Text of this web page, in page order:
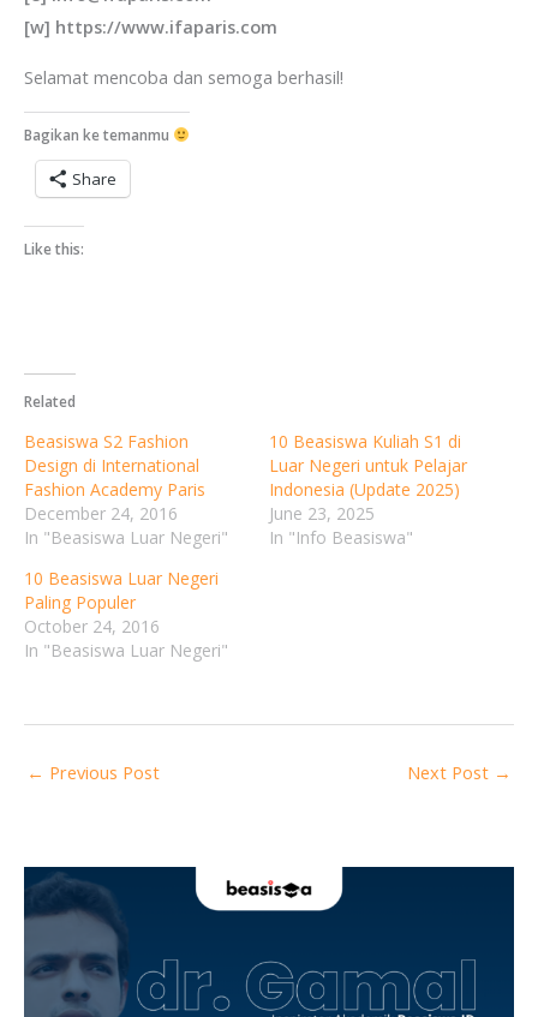
[w] https://www.ifaparis.com
Selamat mencoba dan semoga berhasil!
Bagikan ke temanmu
Share
Like this:
Related
Beasiswa S2 Fashion
Design di International
Fashion Academy Paris
December 24, 2016
In "Beasiswa Luar Negeri"
10 Beasiswa Kuliah S1 di
Luar Negeri untuk Pelajar
Indonesia (Update 2025)
June 23, 2025
In "Info Beasiswa"
10 Beasiswa Luar Negeri
Paling Populer
October 24, 2016
In "Beasiswa Luar Negeri"
← Previous Post Next Post →